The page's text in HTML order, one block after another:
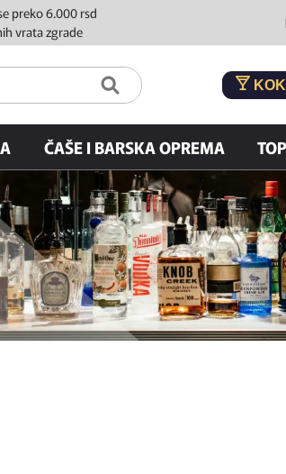
preko 6.000 rsd
vrata zgrade
ČAŠE I BARSKA OPREMA